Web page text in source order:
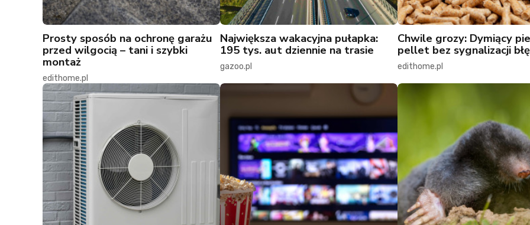
Prosty sposób na ochronę garażu
przed wilgocią – tani i szybki
montaż
edithome.pl
Największa wakacyjna pułapka:
195 tys. aut dziennie na trasie
gazoo.pl
Chwile grozy: Dymiący
pellet bez sygnalizacji
edithome.pl